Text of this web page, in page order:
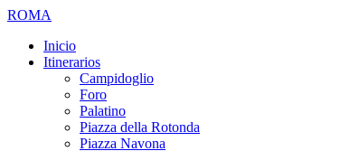
ROMA
Inicio
Itinerarios
Campidoglio
Foro
Palatino
Piazza della Rotonda
Piazza Navona